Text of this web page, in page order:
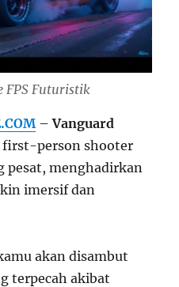
FPS Futuristik
–Vanguard
first-person shooter
pesat, menghadirkan
imersif dan
akan disambut
terpecah akibat